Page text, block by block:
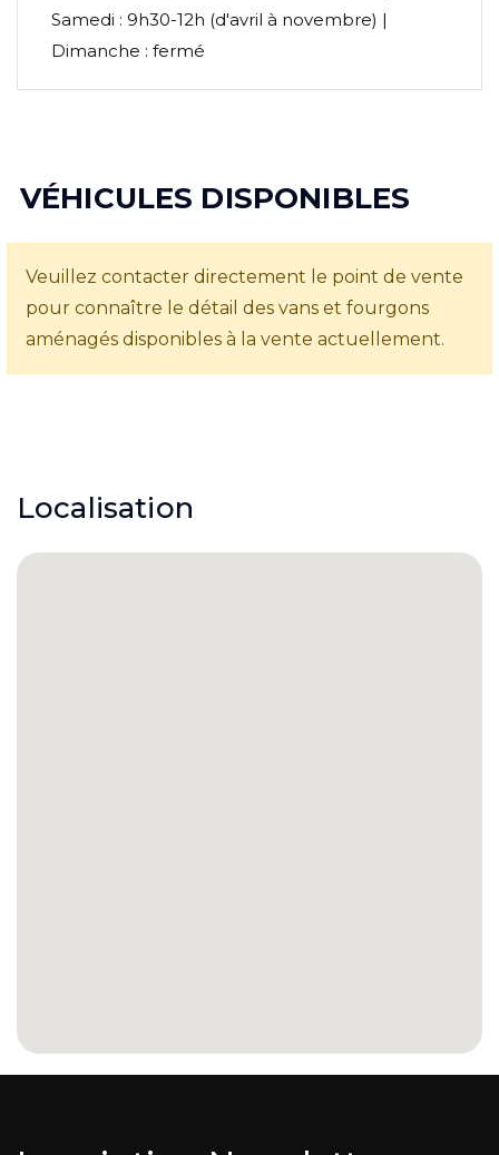
Samedi : 9h30-12h (d'avril à novembre) |
Dimanche : fermé
VÉHICULES DISPONIBLES
Veuillez contacter directement le point de vente
pour connaître le détail des vans et fourgons
aménagés disponibles à la vente actuellement.
Localisation